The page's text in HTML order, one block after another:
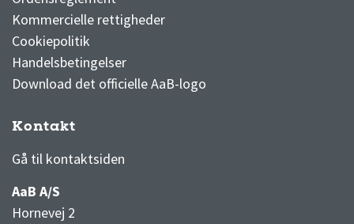
Kommercielle rettigheder
Cookiepolitik
Handelsbetingelser
Download det officielle AaB-logo
Kontakt
Gå til kontaktsiden
AaB A/S
Hornevej 2